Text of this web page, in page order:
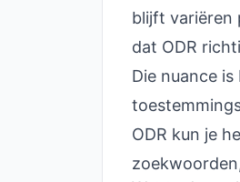
blijft variëren
dat ODR
Die nuance
ODR kun je